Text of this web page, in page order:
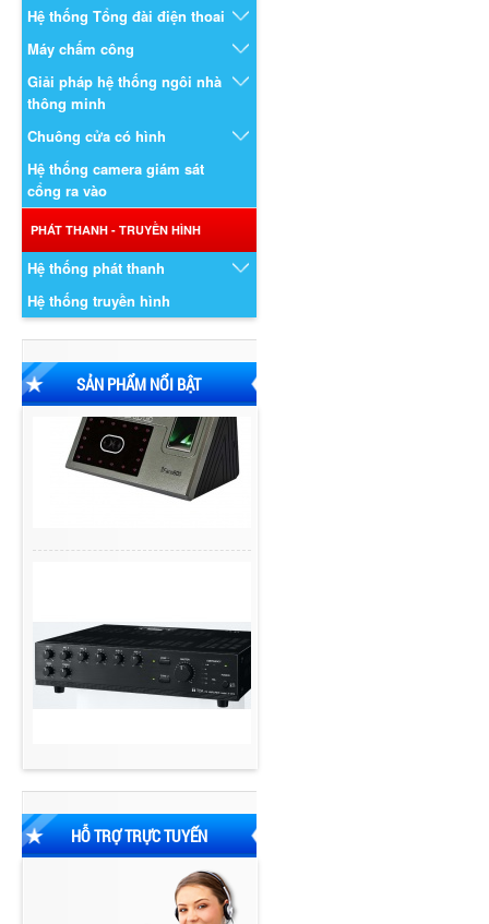
Hệ thống Tổng đài điện thoai
Máy chấm công
Giải pháp hệ thống ngôi nhà
thông minh
Chuông cửa có hình
Hệ thống camera giám sát
cổng ra vào
PHÁT THANH - TRUYỀN HÌNH
Hệ thống phát thanh
Hệ thống truyền hình
SẢN PHẨM NỔI BẬT
HỖ TRỢ TRỰC TUYẾN